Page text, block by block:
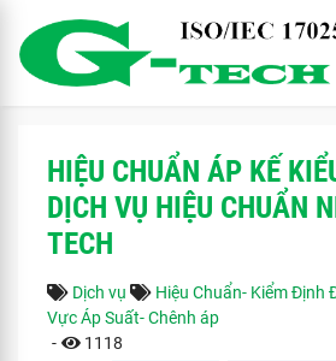
HIỆU CHUẨN ÁP KẾ
DỊCH VỤ HIỆU CHUẨN
TECH
Dịch vụ Hiệu Chuẩn- Kiểm Định
Vực Áp Suất- Chênh áp
-
1118